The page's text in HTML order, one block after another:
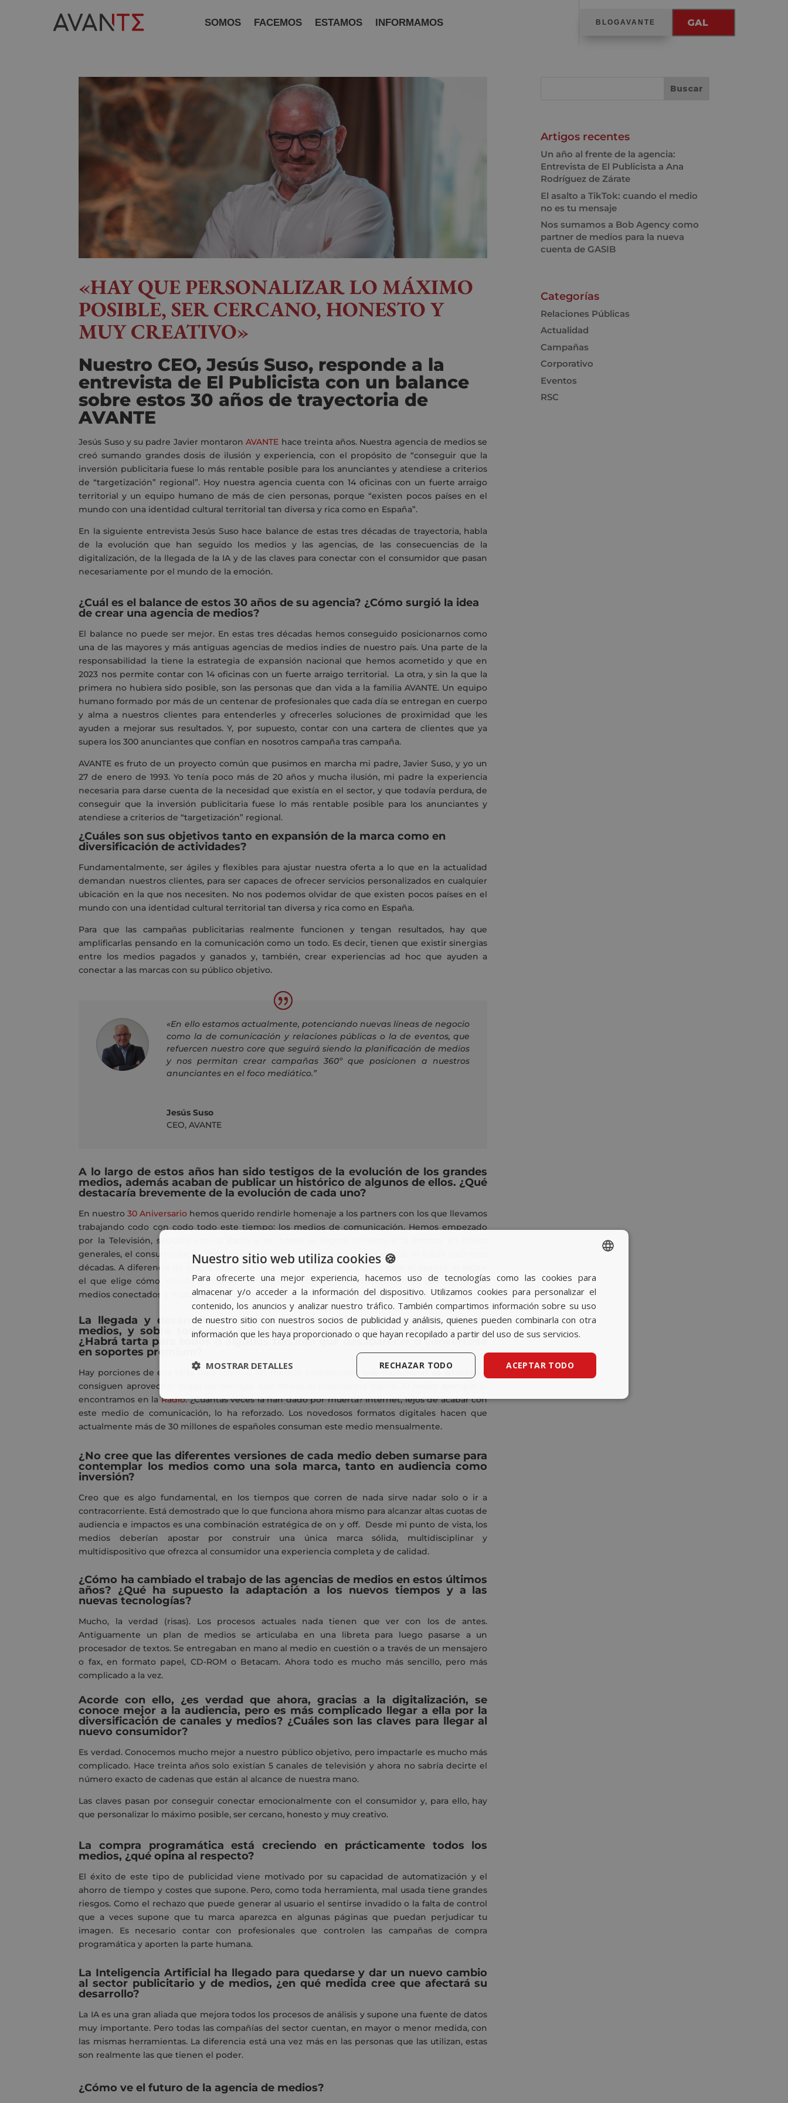
SOMOS FACEMOS ESTAMOS INFORMAMOS BLOGAVANTE GAL
«HAY QUE PERSONALIZAR LO MÁXIMO
POSIBLE, SER CERCANO, HONESTO Y
MUY CREATIVO»
Nuestro CEO, Jesús Suso, responde a la
entrevista de El Publicista con un balance
sobre estos 30 años de trayectoria de
AVANTE
Jesús Suso y su padre Javier montaron AVANTE hace treinta años. Nuestra agencia de medios se
creó sumando grandes dosis de ilusión y experiencia, con el propósito de “conseguir que la
inversión publicitaria fuese lo más rentable posible para los anunciantes y atendiese a criterios
de “targetización” regional”. Hoy nuestra agencia cuenta con 14 oficinas con un fuerte arraigo
territorial y un equipo humano de más de cien personas, porque “existen pocos países en el
mundo con una identidad cultural territorial tan diversa y rica como en España”.
En la siguiente entrevista Jesús Suso hace balance de estas tres décadas de trayectoria, habla
de la evolución que han seguido los medios y las agencias, de las consecuencias de la
digitalización, de la llegada de la IA y de las claves para conectar con el consumidor que pasan
necesariamente por el mundo de la emoción.
¿Cuál es el balance de estos 30 años de su agencia? ¿Cómo surgió la idea
de crear una agencia de medios?
El balance no puede ser mejor. En estas tres décadas hemos conseguido posicionarnos como
una de las mayores y más antiguas agencias de medios indies de nuestro país. Una parte de la
responsabilidad la tiene la estrategia de expansión nacional que hemos acometido y que en
2023 nos permite contar con 14 oficinas con un fuerte arraigo territorial. La otra, y sin la que la
primera no hubiera sido posible, son las personas que dan vida a la familia AVANTE. Un equipo
humano formado por más de un centenar de profesionales que cada día se entregan en cuerpo
y alma a nuestros clientes para entenderles y ofrecerles soluciones de proximidad que les
ayuden a mejorar sus resultados. Y, por supuesto, contar con una cartera de clientes que ya
supera los 300 anunciantes que confían en nosotros campaña tras campaña.
AVANTE es fruto de un proyecto común que pusimos en marcha mi padre, Javier Suso, y yo un
27 de enero de 1993. Yo tenía poco más de 20 años y mucha ilusión, mi padre la experiencia
necesaria para darse cuenta de la necesidad que existía en el sector, y que todavía perdura, de
conseguir que la inversión publicitaria fuese lo más rentable posible para los anunciantes y
atendiese a criterios de “targetización” regional.
¿Cuáles son sus objetivos tanto en expansión de la marca como en
diversificación de actividades?
Fundamentalmente, ser ágiles y flexibles para ajustar nuestra oferta a lo que en la actualidad
demandan nuestros clientes, para ser capaces de ofrecer servicios personalizados en cualquier
ubicación en la que nos necesiten. No nos podemos olvidar de que existen pocos países en el
mundo con una identidad cultural territorial tan diversa y rica como en España.
Para que las campañas publicitarias realmente funcionen y tengan resultados, hay que
amplificarlas pensando en la comunicación como un todo. Es decir, tienen que existir sinergias
entre los medios pagados y ganados y, también, crear experiencias ad hoc que ayuden a
conectar a las marcas con su público objetivo.
«En ello estamos actualmente, potenciando nuevas líneas de negocio
como la de comunicación y relaciones públicas o la de eventos, que
refuercen nuestro core que seguirá siendo la planificación de medios
y nos permitan crear campañas 360º que posicionen a nuestros
anunciantes en el foco mediático.”
Jesús Suso
CEO, AVANTE
A lo largo de estos años han sido testigos de la evolución de los grandes
medios, además acaban de publicar un histórico de algunos de ellos. ¿Qué
destacaría brevemente de la evolución de cada uno?
En nuestro 30 Aniversario hemos querido rendirle homenaje a los partners con los que llevamos
trabajando codo con codo todo este tiempo: los medios de comunicación. Hemos empezado
por la Televisión, seguido con la Radio y en breve le llegará el turno a la Prensa. En líneas
generales, el consumo de los medios actuales poco tiene que ver con el que se hacía hace tres
décadas. A diferencia de lo que ocurría en el pasado, ahora es el espectador, el oyente, el lector
el que elige cómo, dónde y cuándo consume. La fragmentación de cadenas, audiencias, los
medios conectados y multidispositivo, han puesto patas arriba el sector mediático.
La llegada y desarrollo del fenómeno digital ha trastocado el mix de
medios, y sobre todo está castigando a algunos medios tradicionales.
¿Habrá tarta para todos o algunos tendrán que desaparecer o convertirse
en soportes premium?
Hay porciones de esa tarta para todos si los medios tradicionales que mencionas se adaptan y
consiguen aprovechar todas las ventajas que ofrece el ecosistema digital. El mejor ejemplo lo
encontramos en la Radio.¿Cuántas veces la han dado por muerta? Internet, lejos de acabar con
este medio de comunicación, lo ha reforzado. Los novedosos formatos digitales hacen que
actualmente más de 30 millones de españoles consuman este medio mensualmente.
¿No cree que las diferentes versiones de cada medio deben sumarse para
contemplar los medios como una sola marca, tanto en audiencia como
inversión?
Creo que es algo fundamental, en los tiempos que corren de nada sirve nadar solo o ir a
contracorriente. Está demostrado que lo que funciona ahora mismo para alcanzar altas cuotas de
audiencia e impactos es una combinación estratégica de on y off. Desde mi punto de vista, los
medios deberían apostar por construir una única marca sólida, multidisciplinar y
multidispositivo que ofrezca al consumidor una experiencia completa y de calidad.
¿Cómo ha cambiado el trabajo de las agencias de medios en estos últimos
años? ¿Qué ha supuesto la adaptación a los nuevos tiempos y a las
nuevas tecnologías?
Mucho, la verdad (risas). Los procesos actuales nada tienen que ver con los de antes.
Antiguamente un plan de medios se articulaba en una libreta para luego pasarse a un
procesador de textos. Se entregaban en mano al medio en cuestión o a través de un mensajero
o fax, en formato papel, CD-ROM o Betacam. Ahora todo es mucho más sencillo, pero más
complicado a la vez.
Acorde con ello, ¿es verdad que ahora, gracias a la digitalización, se
conoce mejor a la audiencia, pero es más complicado llegar a ella por la
diversificación de canales y medios? ¿Cuáles son las claves para llegar al
nuevo consumidor?
Es verdad. Conocemos mucho mejor a nuestro público objetivo, pero impactarle es mucho más
complicado. Hace treinta años solo existían 5 canales de televisión y ahora no sabría decirte el
número exacto de cadenas que están al alcance de nuestra mano.
Las claves pasan por conseguir conectar emocionalmente con el consumidor y, para ello, hay
que personalizar lo máximo posible, ser cercano, honesto y muy creativo.
La compra programática está creciendo en prácticamente todos los
medios, ¿qué opina al respecto?
El éxito de este tipo de publicidad viene motivado por su capacidad de automatización y el
ahorro de tiempo y costes que supone. Pero, como toda herramienta, mal usada tiene grandes
riesgos. Como el rechazo que puede generar al usuario el sentirse invadido o la falta de control
que a veces supone que tu marca aparezca en algunas páginas que puedan perjudicar tu
imagen. Es necesario contar con profesionales que controlen las campañas de compra
programática y aporten la parte humana.
La Inteligencia Artificial ha llegado para quedarse y dar un nuevo cambio
al sector publicitario y de medios, ¿en qué medida cree que afectará su
desarrollo?
La IA es una gran aliada que mejora todos los procesos de análisis y supone una fuente de datos
muy importante. Pero todas las compañías del sector cuentan, en mayor o menor medida, con
las mismas herramientas. La diferencia está una vez más en las personas que las utilizan, estas
son realmente las que tienen el poder.
¿Cómo ve el futuro de la agencia de medios?
Artigos recentes
Un año al frente de la agencia:
Entrevista de El Publicista a Ana
Rodríguez de Zárate
El asalto a TikTok: cuando el medio
no es tu mensaje
Nos sumamos a Bob Agency como
partner de medios para la nueva
cuenta de GASIB
Categorías
Relaciones Públicas
Actualidad
Campañas
Corporativo
Eventos
RSC
SPANISH
BASQUE
CATALAN
ENGLISH
Nuestro sitio web utiliza cookies 🍪
Para ofrecerte una mejor experiencia, hacemos uso de tecnologías como las cookies para
almacenar y/o acceder a la información del dispositivo. Utilizamos cookies para personalizar el
contenido, los anuncios y analizar nuestro tráfico. También compartimos información sobre su uso
de nuestro sitio con nuestros socios de publicidad y análisis, quienes pueden combinarla con otra
información que les haya proporcionado o que hayan recopilado a partir del uso de sus servicios.
ACEPTAR TODO
RECHAZAR TODO
MOSTRAR DETALLES